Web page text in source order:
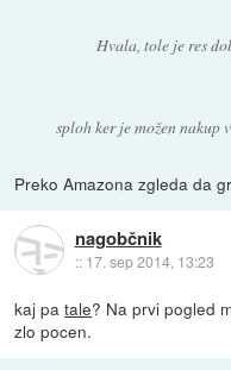
Hvala, tole je res
sploh ker je možen nakup
Preko Amazona zgleda da
nagobčnik
:: 17. sep 2014, 13:23
kaj patale? Na prvi pogled
zlo pocen.